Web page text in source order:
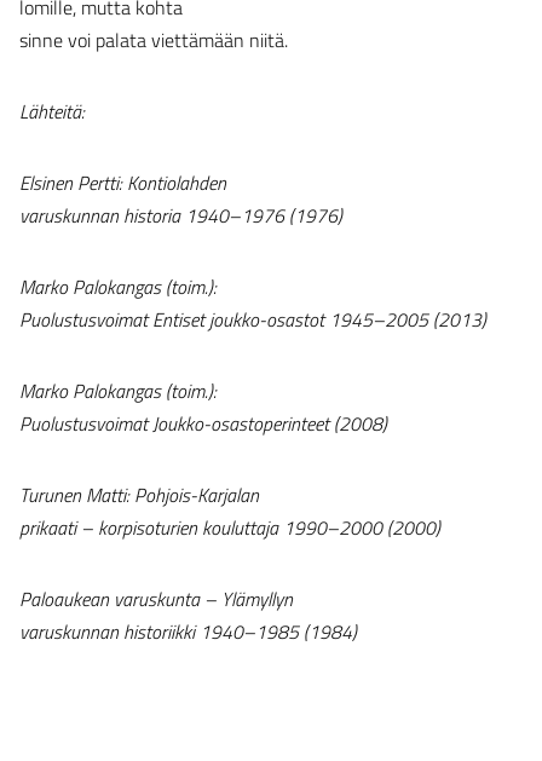
lomille, mutta kohta
sinne voi palata viettämään niitä.
Lähteitä:
Elsinen Pertti: Kontiolahden
varuskunnan historia 1940–1976 (1976)
Marko Palokangas (toim.):
Puolustusvoimat Entiset joukko-osastot 1945–2005 (2013)
Marko Palokangas (toim.):
Puolustusvoimat Joukko-osastoperinteet (2008)
Turunen Matti: Pohjois-Karjalan
prikaati – korpisoturien kouluttaja 1990–2000 (2000)
Paloaukean varuskunta – Ylämyllyn
varuskunnan historiikki 1940–1985 (1984)